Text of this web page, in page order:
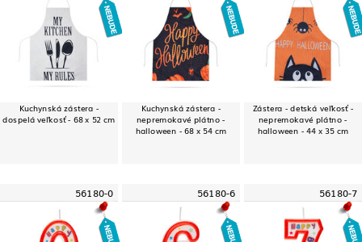
Kuchynská zástera -
dospelá veľkosť - 68 x 52 cm
Kuchynská zástera -
nepremokavé plátno -
halloween - 68 x 54 cm
Zástera - detská veľkosť -
nepremokavé plátno -
halloween - 44 x 35 cm
56180-0 56180-6 56180-7